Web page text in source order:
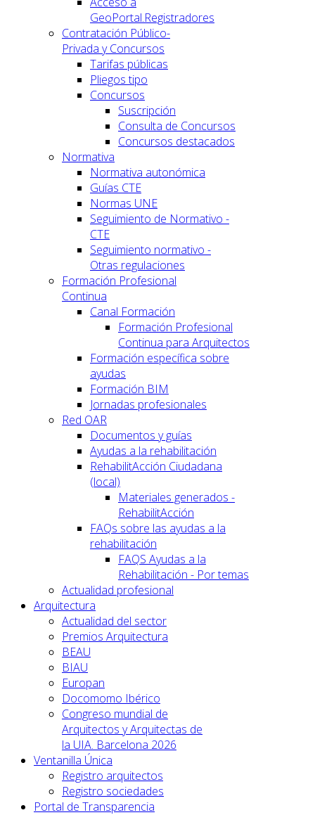
GeoPortal.Registradores
Contratación Público-
Privada y Concursos
Tarifas públicas
Pliegos tipo
Concursos
Suscripción
Consulta de Concursos
Concursos destacados
Normativa
Normativa autonómica
Guías CTE
Normas UNE
Seguimiento de Normativo -
CTE
Seguimiento normativo -
Otras regulaciones
Formación Profesional
Continua
Canal Formación
Formación Profesional
Continua para Arquitectos
Formación específica sobre
ayudas
Formación BIM
Jornadas profesionales
Red OAR
Documentos y guías
Ayudas a la rehabilitación
RehabilitAcción Ciudadana
(local)
Materiales generados -
RehabilitAcción
FAQs sobre las ayudas a la
rehabilitación
FAQS Ayudas a la
Rehabilitación - Por temas
Actualidad profesional
Arquitectura
Actualidad del sector
Premios Arquitectura
BEAU
BIAU
Europan
Docomomo Ibérico
Congreso mundial de
Arquitectos y Arquitectas de
la UIA. Barcelona 2026
Ventanilla Única
Registro arquitectos
Registro sociedades
Portal de Transparencia